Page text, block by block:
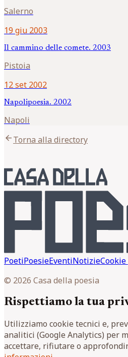
Salerno
19 giu 2003
Il cammino delle comete. 2003
Pistoia
12 set 2002
Napolipoesia. 2002
Napoli
arrow_backTorna alla directory
PoetiPoesieEventiNotizie
© 2026 Casa della poesia
Rispettiamo la tua
Utilizziamo cookie tecnici e,
analitici (Google Analytics) per
accettare, rifiutare o